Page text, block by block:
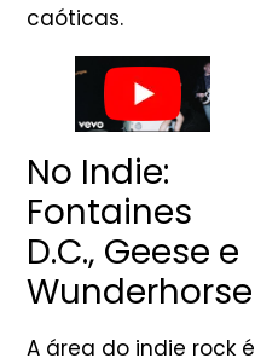
caóticas.
No Indie:
Fontaines
D.C., Geese e
Wunderhorse
A área do indie rock é